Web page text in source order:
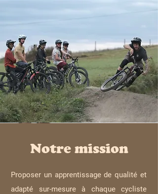
Notre mission
Proposer un apprentissage de qualité et
adapté sur-mesure à chaque cycliste